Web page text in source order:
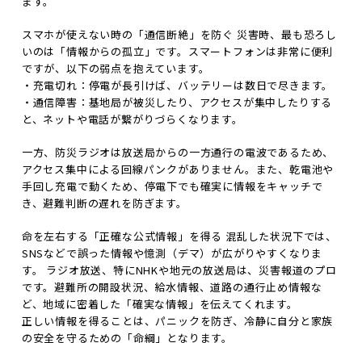
スマホが使えない時の「通信断絶」を防ぐ 災害時、最も恐ろし
いのは「情報からの孤立」です。スマートフォンは非常に便利
ですが、以下の弱点を抱えています。
・充電切れ：停電が長引けば、バッテリーは数日で尽きます。
・通信障害：基地局が被災したり、アクセスが集中したりする
と、ネットや電話が繋がりづらくなります。
一方、防災ラジオは放送局からの一方通行の電波であるため、
アクセス集中による回線パンクがありません。また、乾電池や
手回し充電で動くため、停電下でも確実に情報をキャッチで
き、避難判断の遅れを防ぎます。
命を左右する「正確な公式情報」を得る 混乱した状況下では、
SNSなどで誤った情報や憶測（デマ）が広がりやすくなりま
す。 ラジオ放送、特にNHKや地元の放送局は、災害報道のプロ
です。避難所の開設状況、給水情報、道路の通行止め情報な
ど、地域に密着した「確実な情報」を伝えてくれます。
正しい情報を得ることは、パニックを防ぎ、冷静に自分と家族
の安全を守るための「命綱」となります。